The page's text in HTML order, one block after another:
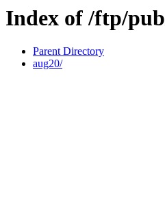
Index of /ftp/
Parent Directory
aug20/